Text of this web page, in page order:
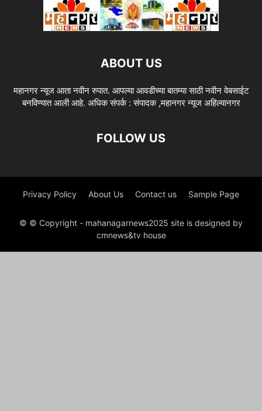
ABOUT US
महानगर न्यूज आता नवीन रुपात. आपल्या आवडीच्या बातम्या साठी नवीन वेबसाईट
बनविण्यात आली आहे. अधिक संपर्क : संपादक ,महानगर न्यूज अहिल्यानगर
FOLLOW US
Privacy Policy About Us Contact us Sample Page
© © Copyright - mahanagarnews2025 site is designed by
cmnews&tv house